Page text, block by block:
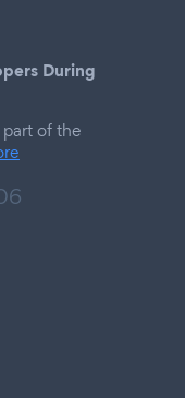
During
of the